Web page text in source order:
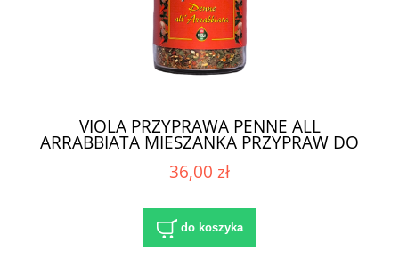
VIOLA PRZYPRAWA PENNE ALL
ARRABBIATA MIESZANKA PRZYPRAW DO
36,00 zł
do koszyka